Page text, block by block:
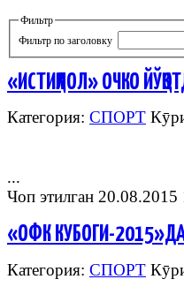
Фильтр
Фильтр по заголовку
«ИСТИҚЛОЛ» ОЧКО
Категория: СПОРТ
...
Чоп этилган 20.08.2015
«ОФК КУБОГИ-
Категория: СПОРТ